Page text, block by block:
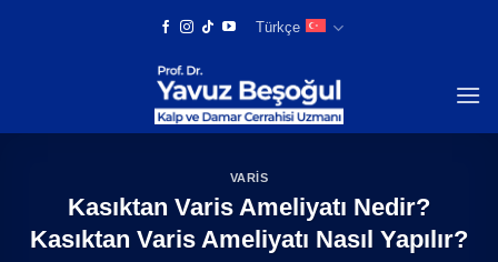
Türkçe
VARIS
Kasıktan Varis Ameliyatı Nedir?
Kasıktan Varis Ameliyatı Nasıl Yapılır?